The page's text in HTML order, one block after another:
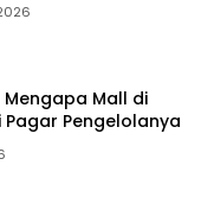
Mall di
Pagar Pengelolanya